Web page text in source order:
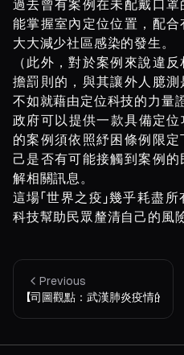
過去曾有案例在未配戴口
能掌握室內定位位置，配
大大減少社區感染的發生。
（此外，對於案例來說違
擔罰則的，與其讓外人臆測
不如就藉由定位科技的力量
政府可以提供一款具備定
的案例須依照紓困條例限
己是否有可能接觸到案例
解相關訊息。
這場「世界之疫」幾乎耗盡
科技幫助民眾釐清自己的風險
Previous
【司圖觀點：武漢肺炎疫情的定